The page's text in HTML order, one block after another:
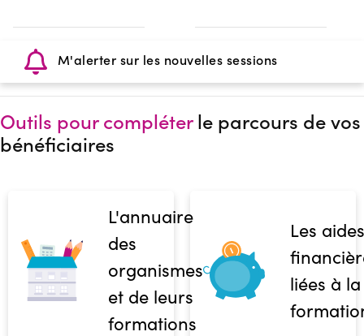
M'alerter sur les nouvelles sessions
Outils pour compléterle parcours de vos
bénéficiaires
L'annuaire
des
organismes
et de leurs
formations
Les aides
liées à la